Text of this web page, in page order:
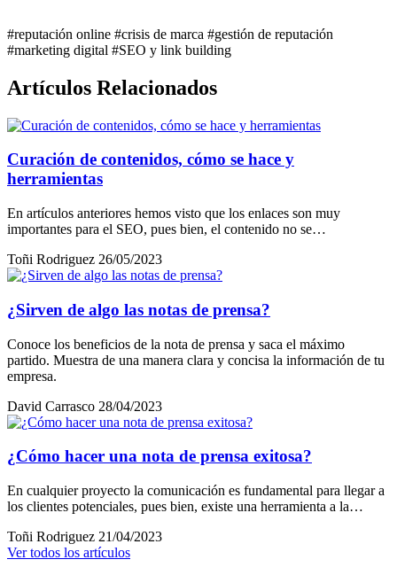
#reputación online #crisis de marca #gestión de reputación
#marketing digital #SEO y link building
Artículos Relacionados
Curación de contenidos, cómo se hace y
herramientas
En artículos anteriores hemos visto que los enlaces son muy
importantes para el SEO, pues bien, el contenido no se…
Toñi Rodriguez 26/05/2023
¿Sirven de algo las notas de prensa?
Conoce los beneficios de la nota de prensa y saca el máximo
partido. Muestra de una manera clara y concisa la información de tu
empresa.
David Carrasco 28/04/2023
¿Cómo hacer una nota de prensa exitosa?
En cualquier proyecto la comunicación es fundamental para llegar a
los clientes potenciales, pues bien, existe una herramienta a la…
Toñi Rodriguez 21/04/2023
Ver todos los artículos